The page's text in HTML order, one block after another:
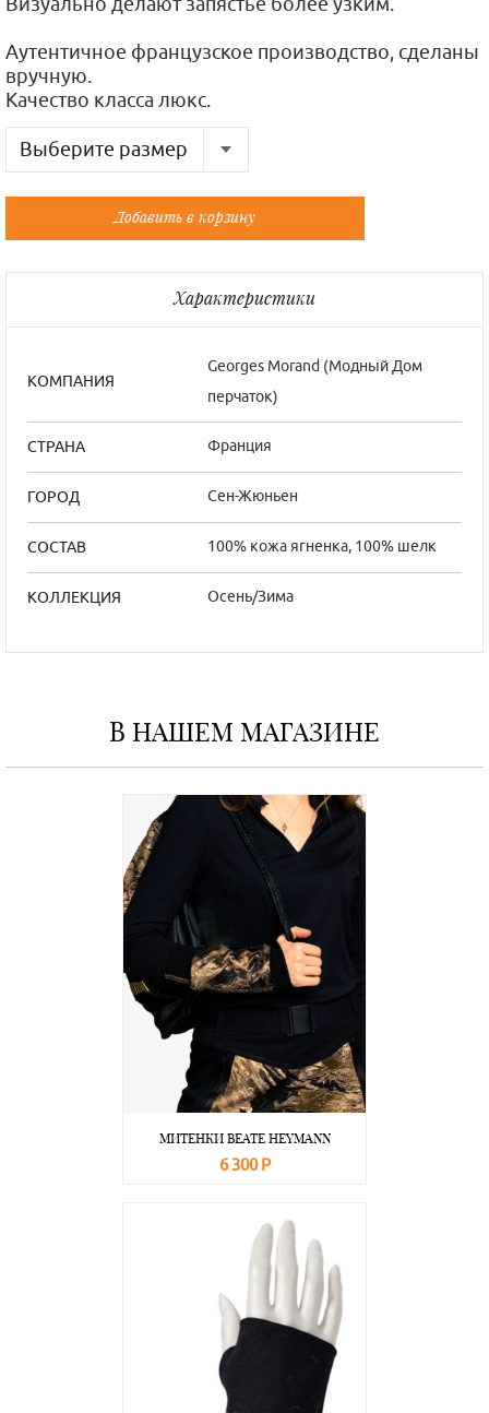
Аутентичное французское производство, сделаны
вручную.
Качество класса люкс.
Выберите размер
Русский
Французский
6,5
6,5
7,5
7,5
Добавить в корзину
Характеристики
КОМПАНИЯ
Georges Morand (Модный Дом
перчаток)
СТРАНА Франция
ГОРОД Сен-Жюньен
СОСТАВ 100% кожа ягненка, 100% шелк
КОЛЛЕКЦИЯ Осень/Зима
В НАШЕМ МАГАЗИНЕ
МИТЕНКИ BEATE НEYMANN
6 300 Р